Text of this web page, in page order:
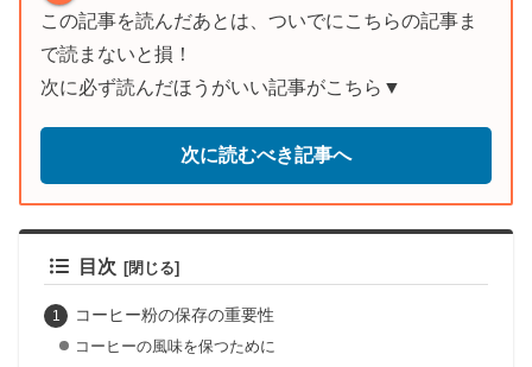
この記事を読んだあとは、ついでにこちらの記事ま
で読まないと損！
次に必ず読んだほうがいい記事がこちら▼
次に読むべき記事へ
目次
コーヒー粉の保存の重要性
コーヒーの風味を保つために